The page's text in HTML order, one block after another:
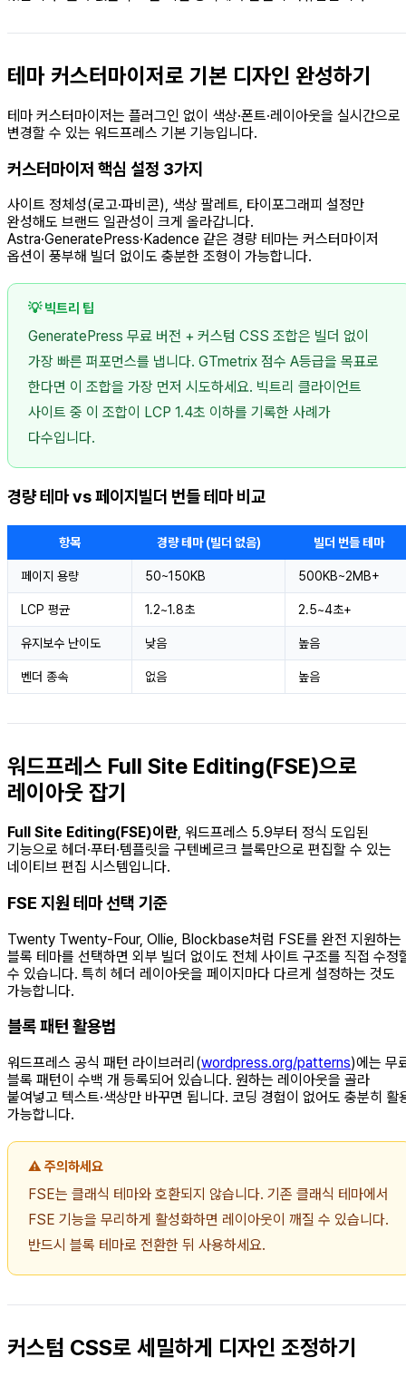
테마 커스터마이저로 기본 디자인 완성하기
테마 커스터마이저는 플러그인 없이 색상·폰트·레이아웃을 실시간으로
변경할 수 있는 워드프레스 기본 기능입니다.
커스터마이저 핵심 설정 3가지
사이트 정체성(로고·파비콘), 색상 팔레트, 타이포그래피 설정만
완성해도 브랜드 일관성이 크게 올라갑니다.
Astra·GeneratePress·Kadence 같은 경량 테마는 커스터마이저
옵션이 풍부해 빌더 없이도 충분한 조형이 가능합니다.
💡 빅트리 팁
GeneratePress 무료 버전 + 커스텀 CSS 조합은 빌더 없이
가장 빠른 퍼포먼스를 냅니다. GTmetrix 점수 A등급을 목표로
한다면 이 조합을 가장 먼저 시도하세요. 빅트리 클라이언트
사이트 중 이 조합이 LCP 1.4초 이하를 기록한 사례가
다수입니다.
경량 테마 vs 페이지빌더 번들 테마 비교
항목 경량 테마 (빌더 없음) 빌더 번들 테마
페이지 용량 50~150KB 500KB~2MB+
LCP 평균 1.2~1.8초 2.5~4초+
유지보수 난이도 낮음 높음
벤더 종속 없음 높음
워드프레스 Full Site Editing(FSE)으로
레이아웃 잡기
Full Site Editing(FSE)이란, 워드프레스 5.9부터 정식 도입된
기능으로 헤더·푸터·템플릿을 구텐베르크 블록만으로 편집할 수 있는
네이티브 편집 시스템입니다.
FSE 지원 테마 선택 기준
Twenty Twenty-Four, Ollie, Blockbase처럼 FSE를 완전 지원하는
블록 테마를 선택하면 외부 빌더 없이도 전체 사이트 구조를 직접 수정
수 있습니다. 특히 헤더 레이아웃을 페이지마다 다르게 설정하는 것도
가능합니다.
블록 패턴 활용법
워드프레스 공식 패턴 라이브러리(wordpress.org/patterns)에는 무
블록 패턴이 수백 개 등록되어 있습니다. 원하는 레이아웃을 골라
붙여넣고 텍스트·색상만 바꾸면 됩니다. 코딩 경험이 없어도 충분히 활
가능합니다.
⚠️ 주의하세요
FSE는 클래식 테마와 호환되지 않습니다. 기존 클래식 테마에서
FSE 기능을 무리하게 활성화하면 레이아웃이 깨질 수 있습니다.
반드시 블록 테마로 전환한 뒤 사용하세요.
커스텀 CSS로 세밀하게 디자인 조정하기